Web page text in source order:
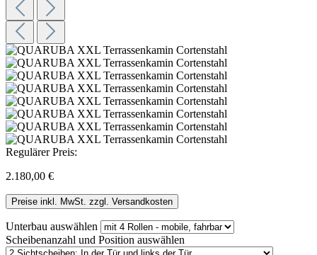
Regulärer Preis:
2.180,00 €
Preise inkl. MwSt. zzgl. Versandkosten
Unterbau auswählen
Scheibenanzahl und Position auswählen